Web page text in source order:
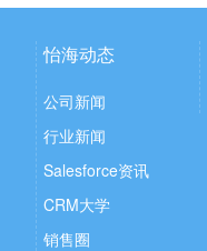
怡海动态
公司新闻
行业新闻
Salesforce资讯
CRM大学
销售圈